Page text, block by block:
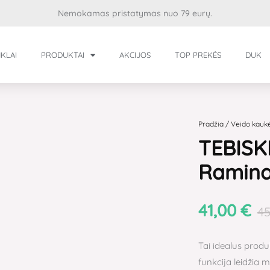
Nemokamas pristatymas nuo 79 eurų.
PRODUKTAI AKCIJOS TOP PREKĖS DUK
Pradžia / Veido
41,00 €
Tai idealus
funkcija leidžia
TEBISKIN®
ROSAGATE
MASK
Raminanti